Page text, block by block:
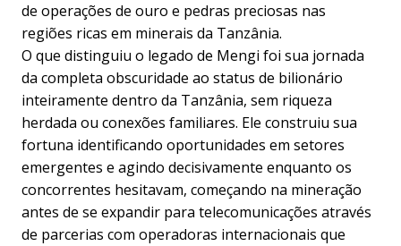
de operações de ouro e pedras preciosas nas
regiões ricas em minerais da Tanzânia.
O que distinguiu o legado de Mengi foi sua jornada
da completa obscuridade ao status de bilionário
inteiramente dentro da Tanzânia, sem riqueza
herdada ou conexões familiares. Ele construiu sua
fortuna identificando oportunidades em setores
emergentes e agindo decisivamente enquanto os
concorrentes hesitavam, começando na mineração
antes de se expandir para telecomunicações através
de parcerias com operadoras internacionais que